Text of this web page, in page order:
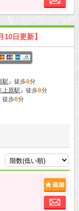
10日更新】
駅 』徒歩8分
上原駅 』徒歩8分
徒歩6分
お